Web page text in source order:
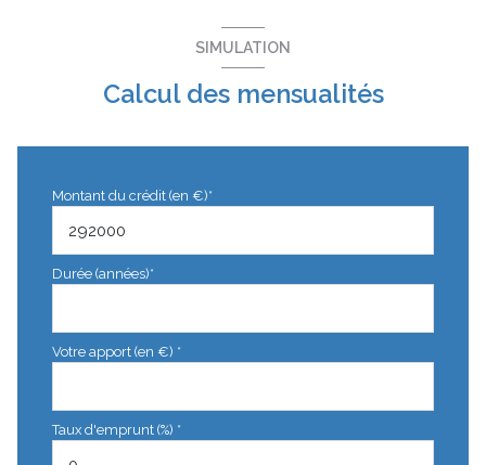
SIMULATION
Calcul des mensualités
Montant du crédit (en €)*
Durée (années)*
Votre apport (en €) *
Taux d'emprunt (%) *